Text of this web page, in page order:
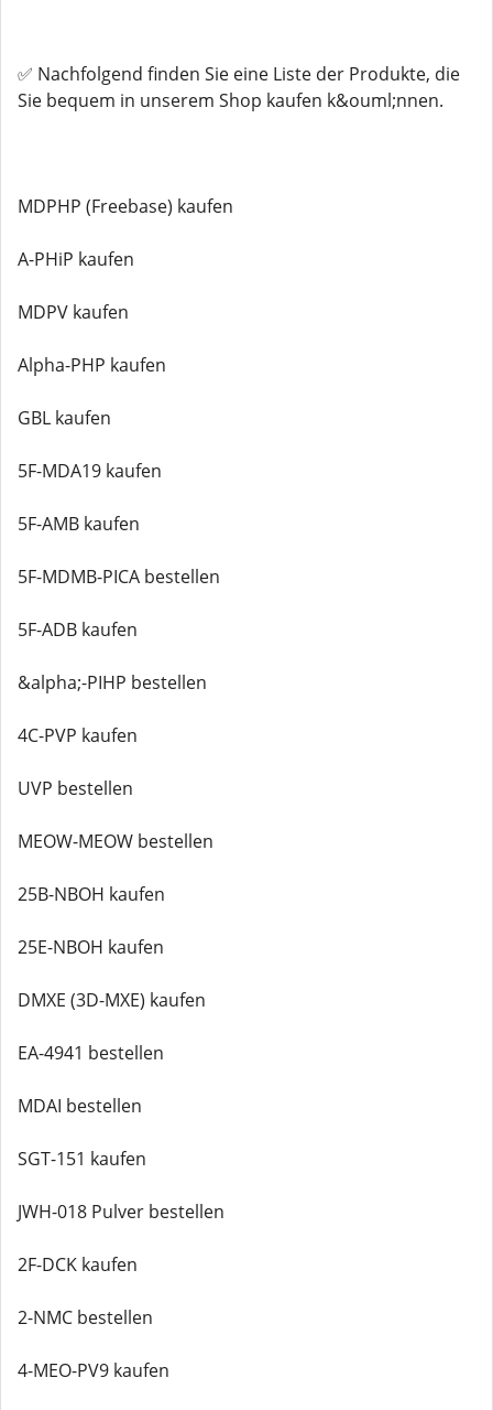
✅ Nachfolgend finden Sie eine Liste der Produkte, die
Sie bequem in unserem Shop kaufen k&ouml;nnen.
MDPHP (Freebase) kaufen
A-PHiP kaufen
MDPV kaufen
Alpha-PHP kaufen
GBL kaufen
5F-MDA19 kaufen
5F-AMB kaufen
5F-MDMB-PICA bestellen
5F-ADB kaufen
&alpha;-PIHP bestellen
4C-PVP kaufen
UVP bestellen
MEOW-MEOW bestellen
25B-NBOH kaufen
25E-NBOH kaufen
DMXE (3D-MXE) kaufen
EA-4941 bestellen
MDAI bestellen
SGT-151 kaufen
JWH-018 Pulver bestellen
2F-DCK kaufen
2-NMC bestellen
4-MEO-PV9 kaufen